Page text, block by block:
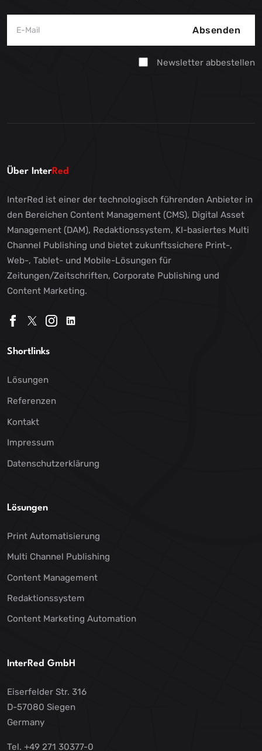
Absenden
Newsletter abbestellen
Über InterRed
InterRed ist einer der technologisch führenden Anbieter in
den Bereichen Content Management (CMS), Digital Asset
Management (DAM), Redaktionssystem, KI-basiertes Multi
Channel Publishing und bietet zukunftssichere Print-,
Web-, Tablet- und Mobile-Lösungen für
Zeitungen/Zeitschriften, Corporate Publishing und
Content Marketing.
Shortlinks
Lösungen
Referenzen
Kontakt
Impressum
Datenschutzerklärung
Lösungen
Print Automatisierung
Multi Channel Publishing
Content Management
Redaktionssystem
Content Marketing Automation
InterRed GmbH
Eiserfelder Str. 316
D-57080 Siegen
Germany
Tel. +49 271 30377-0